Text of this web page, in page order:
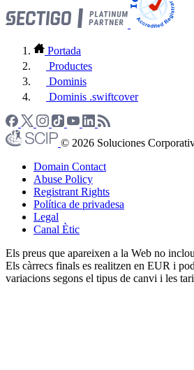
Portada
Productes
Dominis
Dominis .swiftcover
© 2026 Soluciones
Domain Contact
Abuse Policy
Registrant Rights
Política de privadesa
Legal
Canal Ètic
Els preus que apareixen a la Web no
Els càrrecs finals es realitzen en EUR i
variacions segons el tipus de canvi i les